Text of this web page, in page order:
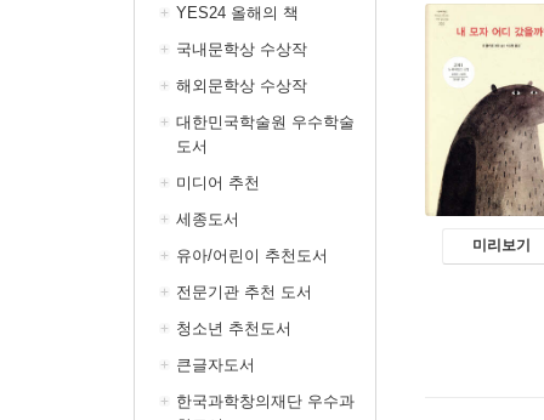
YES24 올해의 책
국내문학상 수상작
해외문학상 수상작
대한민국학술원 우수학술
도서
미디어 추천
세종도서
유아/어린이 추천도서
전문기관 추천 도서
청소년 추천도서
큰글자도서
한국과학창의재단 우수과
미리보기